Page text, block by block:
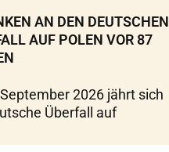
AN DEN DEUTSCHEN
AUF POLEN VOR 87
2026 jährt sich
Überfall auf